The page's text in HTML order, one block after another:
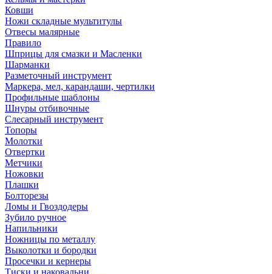
Ковши
Ножи складные мультитулы
Отвесы малярные
Правило
Шприцы для смазки и Масленки
Шарманки
Разметочный инструмент
Маркера, мел, карандаши, чертилки
Профильные шаблоны
Шнуры отбивочные
Слесарный инструмент
Топоры
Молотки
Отвертки
Метчики
Ножовки
Плашки
Болторезы
Ломы и Гвоздодеры
Зубило ручное
Напильники
Ножницы по металлу
Выколотки и бородки
Просечки и кернеры
Тиски и наковальни